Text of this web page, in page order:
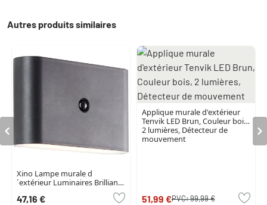
Autres produits similaires
Xino Lampe murale d
´extérieur Luminaires Brilliant
47,16 €
Applique murale d'extérieur
Tenvik LED Brun, Couleur bois,
2 lumières, Détecteur de
mouvement
51,99 €PVC:99,99 €